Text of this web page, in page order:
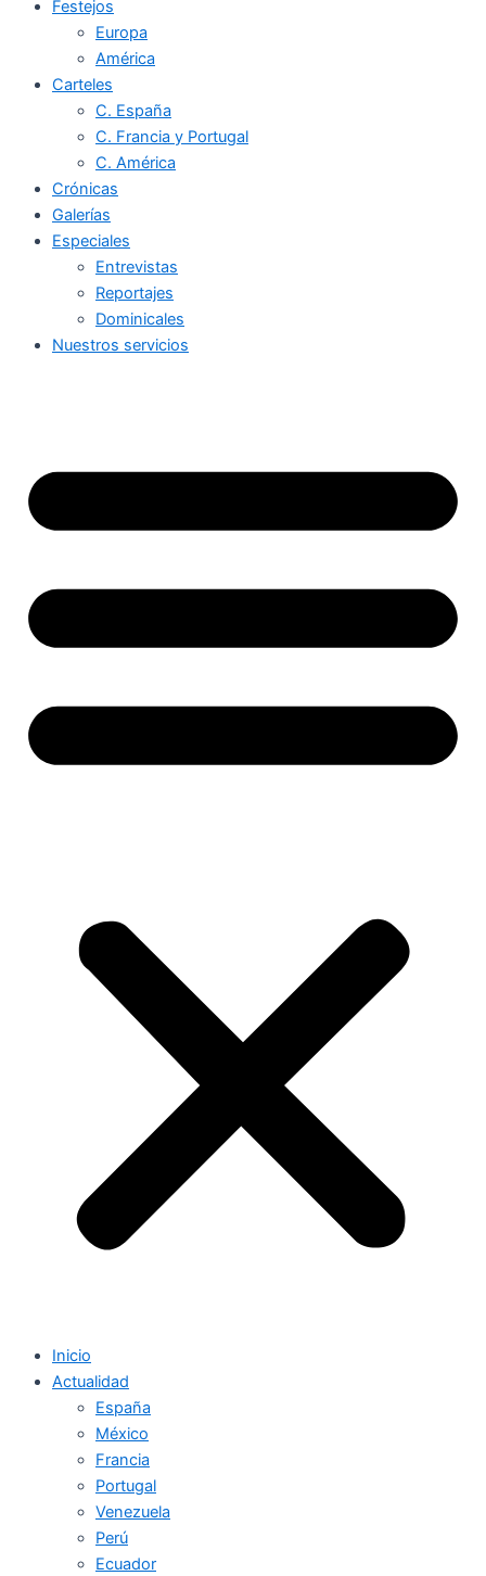
Festejos
Europa
América
Carteles
C. España
C. Francia y Portugal
C. América
Crónicas
Galerías
Especiales
Entrevistas
Reportajes
Dominicales
Nuestros servicios
Inicio
Actualidad
España
México
Francia
Portugal
Venezuela
Perú
Ecuador